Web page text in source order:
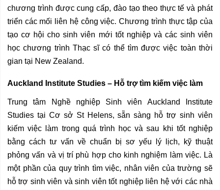
chương trình được cung cấp, đào tạo theo thực tế và phát
triển các mối liên hệ công việc. Chương trình thực tập của
tạo cơ hội cho sinh viên mới tốt nghiệp và các sinh viên
học chương trình Thạc sĩ có thể tìm được việc toàn thời
gian tại New Zealand.
Auckland Institute Studies – Hỗ trợ tìm kiếm việc làm
Trung tâm Nghề nghiệp Sinh viên Auckland Institute
Studies tại Cơ sở St Helens, sẵn sàng hỗ trợ sinh viên
kiếm việc làm trong quá trình học và sau khi tốt nghiệp
bằng cách tư vấn về chuẩn bị sơ yếu lý lịch, kỹ thuật
phỏng vấn và vị trí phù hợp cho kinh nghiệm làm việc. Là
một phần của quy trình tìm việc, nhân viên của trường sẽ
hỗ trợ sinh viên và sinh viên tốt nghiệp liên hệ với các nhà